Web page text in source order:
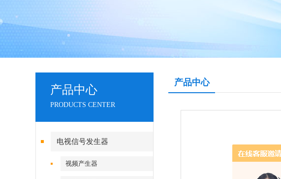
产品中心
PRODUCTS CENTER
电视信号发生器
视频产生器
产品中心